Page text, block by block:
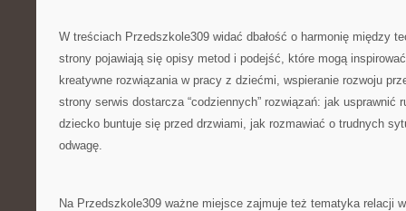
W treściach Przedszkole309 widać dbałość o harmonię między
strony pojawiają się opisy metod i podejść, które mogą
kreatywne rozwiązania w pracy z dziećmi, wspieranie rozwoju
strony serwis dostarcza “codziennych” rozwiązań: jak usprawnić
dziecko buntuje się przed drzwiami, jak rozmawiać o trudnych
odwagę.
Na Przedszkole309 ważne miejsce zajmuje też tematyka relacji